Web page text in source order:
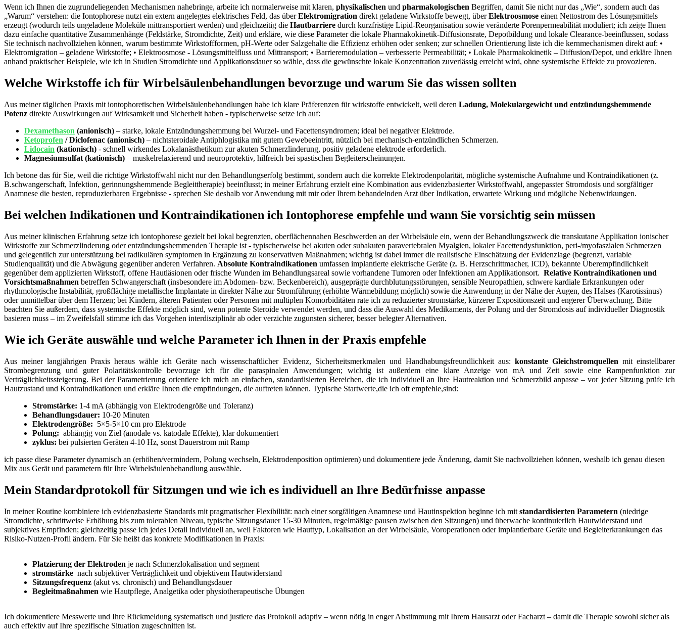
Wenn ich Ihnen‌ die zugrundeliegenden Mechanismen nahebringe, arbeite ich normalerweise mit⁢ klaren, physikalischen und pharmakologischen Begriffen, damit Sie ⁢nicht ‌nur ​das „Wie“,‍ sondern auch das​
„Warum“⁤ verstehen: ​die Iontophorese‍ nutzt ein extern angelegtes‍ elektrisches Feld, das überElektromigration ⁣direkt geladene‍ Wirkstoffe ‌bewegt, überElektroosmose ‌einen Nettostrom des Lösungsmittels
erzeugt (wodurch teils ⁢ungeladene Moleküle ‌mittransportiert ​werden) und ⁣gleichzeitig die Hautbarriere durch kurzfristige Lipid‑Reorganisation sowie veränderte Porenpermeabilität‍ moduliert; ich zeige Ihnen
dazu einfache quantitative‌ Zusammenhänge (Feldstärke, Stromdichte, ‌Zeit) und erkläre, ⁤wie diese Parameter die lokale ​Pharmakokinetik-Diffusionsrate,⁢ Depotbildung und⁢ lokale ⁢Clearance-beeinflussen, ⁤sodass
Sie technisch nachvollziehen können, ‍warum bestimmte Wirkstoffformen, pH‑Werte oder Salzgehalte⁣ die Effizienz‌ erhöhen⁢ oder⁣ senken; zur schnellen Orientierung liste ich die ⁤kernmechanismen⁤ direkt auf: •
Elektromigration – geladene‍ Wirkstoffe; •‍ Elektroosmose‌ -⁢ Lösungsmittelfluss und Mittransport;‌ •⁣ Barrieremodulation – verbesserte Permeabilität; • Lokale Pharmakokinetik – Diffusion/Depot,​ und erkläre ⁢Ihnen
anhand praktischer Beispiele, wie ich in Studien Stromdichte​ und Applikationsdauer so​ wähle, dass die gewünschte lokale Konzentration zuverlässig ​erreicht‍ wird, ohne systemische Effekte zu‍ provozieren.
Welche Wirkstoffe ich für Wirbelsäulenbehandlungen‍ bevorzuge und warum Sie ⁣das wissen sollten
Aus meiner täglichen Praxis ⁣mit​ iontophoretischen Wirbelsäulenbehandlungen⁣ habe ich klare Präferenzen für wirkstoffe entwickelt, weil ⁤deren Ladung, Molekulargewicht und entzündungshemmende
Potenz direkte Auswirkungen ⁢auf Wirksamkeit und Sicherheit haben -‍ typischerweise setze ‌ich⁤ auf:
Dexamethason (anionisch) – ​starke, lokale Entzündungshemmung bei Wurzel‑ und​ Facettensyndromen; ⁤ideal bei negativer Elektrode.
Ketoprofen ‍ / Diclofenac (anionisch) – nichtsteroidale‍ Antiphlogistika mit gutem Gewebeeintritt, nützlich bei mechanisch-entzündlichen ‍Schmerzen.
Lidocain ‍(kationisch) ⁢- schnell wirkendes Lokalanästhetikum zur‌ akuten Schmerzlinderung, positiv geladene elektrode erforderlich.
Magnesiumsulfat (kationisch) – muskelrelaxierend und neuroprotektiv, hilfreich bei spastischen Begleiterscheinungen.
Ich ‍betone⁣ das für Sie, weil die richtige Wirkstoffwahl nicht⁢ nur den Behandlungserfolg bestimmt, sondern auch die korrekte Elektrodenpolarität, mögliche systemische Aufnahme und ‍Kontraindikationen (z.
B.schwangerschaft, Infektion, gerinnungshemmende Begleittherapie) beeinflusst; in meiner Erfahrung erzielt ‌eine Kombination aus evidenzbasierter ‌Wirkstoffwahl, angepasster Stromdosis und sorgfältiger
Anamnese die besten, reproduzierbaren Ergebnisse -​ sprechen Sie deshalb vor Anwendung mit mir oder Ihrem behandelnden Arzt über ‍Indikation, erwartete Wirkung und mögliche ⁤Nebenwirkungen.
Bei welchen Indikationen und ​Kontraindikationen ich Iontophorese⁢ empfehle und ⁤wann⁤ Sie vorsichtig sein müssen
Aus meiner klinischen Erfahrung⁣ setze ich iontophorese ​gezielt⁣ bei‌ lokal begrenzten, oberflächennahen Beschwerden ⁢an der Wirbelsäule ‍ein, ⁢wenn der Behandlungszweck die transkutane Applikation ionischer
Wirkstoffe zur⁤ Schmerzlinderung oder ⁤entzündungshemmenden Therapie‌ ist -⁣ typischerweise bei akuten oder subakuten⁢ paravertebralen Myalgien, lokaler Facettendysfunktion, peri‑/myofaszialen Schmerzen
und‍ gelegentlich zur unterstützung bei radikulären symptomen ⁣in Ergänzung zu konservativen Maßnahmen; ⁣wichtig ist dabei immer⁢ die realistische Einschätzung⁢ der Evidenzlage (begrenzt, variable‍
Studienqualität) und ⁢die Abwägung gegenüber anderen Verfahren. Absolute Kontraindikationen umfassen implantierte elektrische Geräte (z.⁤ B. Herzschrittmacher, ICD), bekannte Überempfindlichkeit
gegenüber dem applizierten Wirkstoff, offene ⁤Hautläsionen⁤ oder frische ⁢Wunden im‌ Behandlungsareal ‌sowie vorhandene ‍Tumoren oder⁤ Infektionen am ⁤Applikationsort. ‌ Relative Kontraindikationen und
Vorsichtsmaßnahmen betreffen Schwangerschaft (insbesondere im ‍Abdomen- bzw. Beckenbereich), ausgeprägte⁣ durchblutungsstörungen, sensible Neuropathien, schwere kardiale ⁣Erkrankungen oder
rhythmologische Instabilität, großflächige‌ metallische Implantate in direkter Nähe zur Stromführung (erhöhte Wärmebildung möglich)‍ sowie die Anwendung in der Nähe der Augen, ⁤des⁣ Halses ⁣(Karotissinus)
oder unmittelbar über ⁤dem ⁢Herzen; bei Kindern, älteren Patienten ⁣oder Personen mit multiplen Komorbiditäten rate ​ich zu reduzierter stromstärke,​ kürzerer Expositionszeit und engerer Überwachung. Bitte
beachten ⁤Sie außerdem, dass systemische ⁤Effekte möglich sind, wenn potente Steroide verwendet ⁣werden, und dass die Auswahl des⁣ Medikaments, der ‌Polung und der Stromdosis auf individueller Diagnostik
basieren ​muss – im ‍Zweifelsfall stimme ich das​ Vorgehen interdisziplinär ab oder verzichte zugunsten sicherer, ⁢besser belegter Alternativen.
Wie ich Geräte auswähle und welche Parameter ich Ihnen in der ‍Praxis empfehle
Aus meiner ‌langjährigen Praxis heraus wähle‍ ich Geräte nach ⁤wissenschaftlicher Evidenz, Sicherheitsmerkmalen und Handhabungsfreundlichkeit aus: konstante Gleichstromquellen mit einstellbarer
Strombegrenzung und guter ⁣Polaritätskontrolle‌ bevorzuge ich für ​die ⁣paraspinalen Anwendungen; wichtig ist⁤ außerdem ‌eine klare Anzeige von mA‌ und Zeit sowie eine Rampenfunktion zur
Verträglichkeitssteigerung. Bei der Parametrierung orientiere ich mich an ⁤einfachen, standardisierten Bereichen, die ich ​individuell an Ihre Hautreaktion und​ Schmerzbild⁤ anpasse – vor jeder Sitzung‍ prüfe ich
⁤Hautzustand und Kontraindikationen und erkläre ‍Ihnen die empfindungen, die‌ auftreten⁤ können.‌ Typische Startwerte,die ich oft empfehle,sind:
Stromstärke: 1-4 mA (abhängig von Elektrodengröße ⁤und Toleranz)
Behandlungsdauer: 10-20 Minuten
Elektrodengröße: ⁣ 5×5-5×10 cm ⁢pro Elektrode
Polung: ‍ abhängig von Ziel (anodale vs. katodale Effekte), klar dokumentiert
zyklus: bei pulsierten⁣ Geräten 4-10 Hz, sonst Dauerstrom mit Ramp
ich passe diese Parameter dynamisch an (erhöhen/vermindern, Polung ‍wechseln, Elektrodenposition⁢ optimieren) und dokumentiere jede Änderung, damit Sie nachvollziehen können, weshalb ich genau ‍diesen
⁣Mix aus Gerät und parametern für Ihre Wirbelsäulenbehandlung ​auswähle.
Mein Standardprotokoll für Sitzungen und ‍wie ich es individuell an⁢ Ihre Bedürfnisse⁣ anpasse
In meiner Routine kombiniere ich ⁣evidenzbasierte ​Standards⁣ mit pragmatischer ⁣Flexibilität: nach einer sorgfältigen Anamnese und Hautinspektion ⁣beginne ich mit standardisierten Parametern (niedrige
Stromdichte, schrittweise Erhöhung‌ bis ⁢zum⁣ tolerablen Niveau, ‌typische Sitzungsdauer 15-30 Minuten, regelmäßige ‌pausen zwischen den Sitzungen) und überwache kontinuierlich Hautwiderstand und
subjektives Empfinden; ⁣gleichzeitig passe ich ‍jedes Detail individuell an, weil Faktoren wie Hauttyp,⁣ Lokalisation an der Wirbelsäule, Voroperationen oder implantierbare Geräte und Begleiterkrankungen das⁢
Risiko‑Nutzen‑Profil ändern. Für Sie heißt ⁤das konkrete Modifikationen in Praxis:
Platzierung der Elektroden je ‍nach Schmerzlokalisation und segment
stromstärke ⁣ nach⁢ subjektiver‌ Verträglichkeit und objektivem Hautwiderstand
Sitzungsfrequenz (akut ‌vs. chronisch) und Behandlungsdauer
Begleitmaßnahmen wie Hautpflege, Analgetika oder physiotherapeutische Übungen
Ich‌ dokumentiere Messwerte und ​Ihre Rückmeldung systematisch und ‌justiere das Protokoll adaptiv – ⁢wenn nötig in enger Abstimmung mit Ihrem Hausarzt ​oder‌ Facharzt – damit die Therapie sowohl sicher⁤ als
auch effektiv auf‍ Ihre spezifische Situation zugeschnitten ist.